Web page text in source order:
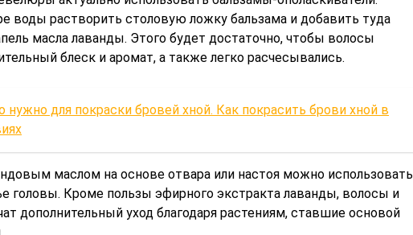
воды растворить столовую ложку бальзама и добавить туда
масла лаванды. Этого будет достаточно, чтобы волосы
блеск и аромат, а также легко расчесывались.
нужно для покраски бровей хной. Как покрасить брови хной в
маслом на основе отвара или настоя можно использовать
головы. Кроме пользы эфирного экстракта лаванды, волосы и
дополнительный уход благодаря растениям, ставшие основой